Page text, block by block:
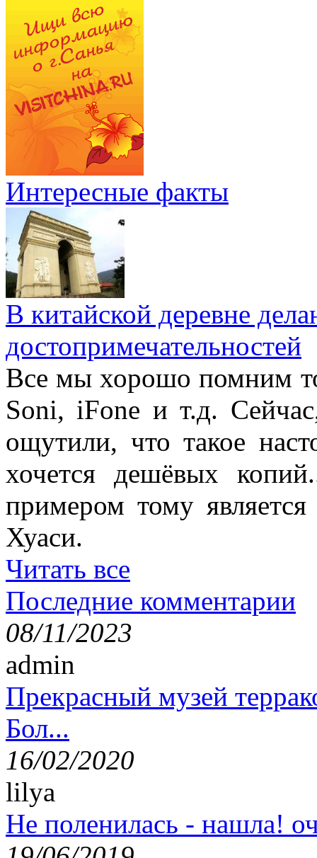
Интересные факты
В китайской деревне
достопримечательностей
Все мы хорошо помним
Soni, iFone и т.д.
ощутили, что такое
хочется дешёвых
примером тому является
Хуаси.
Читать все
Последние комментарии
08/11/2023
admin
Прекрасный музей
Бол...
16/02/2020
lilya
Не поленилась - нашла!